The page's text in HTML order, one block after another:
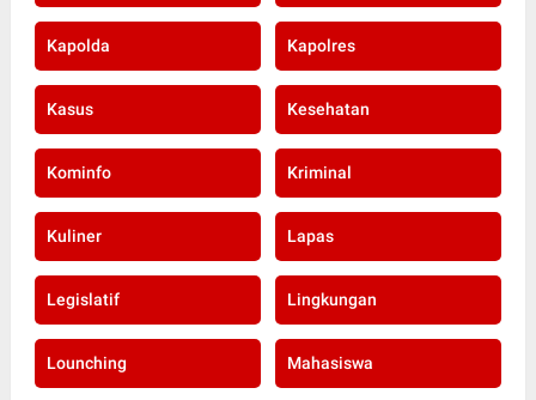
Kapolda Kapolres
Kasus Kesehatan
Kominfo Kriminal
Kuliner Lapas
Legislatif Lingkungan
Lounching Mahasiswa